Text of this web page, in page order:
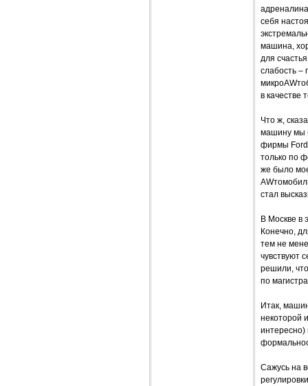
себя
машина,
для
слабость –
в качестве
Что ж,
машину мы
фирмы Ford
только по
же было
стал
В Москве в
Конечно,
тем не
чувствуют
решили,
по
Итак,
некоторой
интересно)
Сажусь на